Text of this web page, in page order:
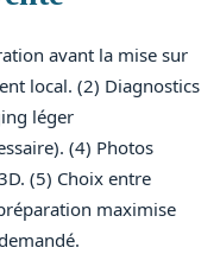
avant la mise sur
local. (2) Diagnostics
léger
(4) Photos
(5) Choix entre
maximise